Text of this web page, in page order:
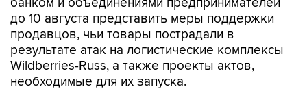
банком и объединениями предпринимателей
до 10 августа представить меры поддержки
продавцов, чьи товары пострадали в
результате атак на логистические комплексы
Wildberries-Russ, а также проекты актов,
необходимые для их запуска.